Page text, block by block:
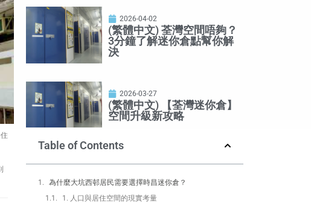
2026-04-02
(繁體中文) 荃灣空間唔夠？
3分鐘了解迷你倉點幫你解
決
2026-03-27
(繁體中文) 【荃灣迷你倉】
空間升級新攻略
Table of Contents
為什麼大坑西邨居民需要選擇時昌迷你倉？
1. 人口與居住空間的現實考量